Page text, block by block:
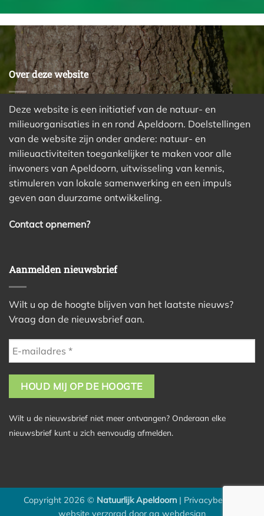
Over deze website
Deze website is een initiatief van de natuur- en
milieuorganisaties in en rond Apeldoorn. Doelstellingen
van de website zijn onder andere: natuur- en
milieuactiviteiten toegankelijker te maken voor alle
inwoners van Apeldoorn, uitwisseling van kennis,
stimuleren van lokale samenwerking en een impuls
geven aan duurzame ontwikkeling.
Contact opnemen?
Aanmelden nieuwsbrief
Wilt u op de hoogte blijven van het laatste nieuws?
Vraag dan de nieuwsbrief aan.
Wilt u de nieuwsbrief niet meer ontvangen? Onderaan elke
nieuwsbrief kunt u zich eenvoudig afmelden.
Copyright 2026 © Natuurlijk Apeldoorn| Privacybeleid
website verzorgd door aa webdesign